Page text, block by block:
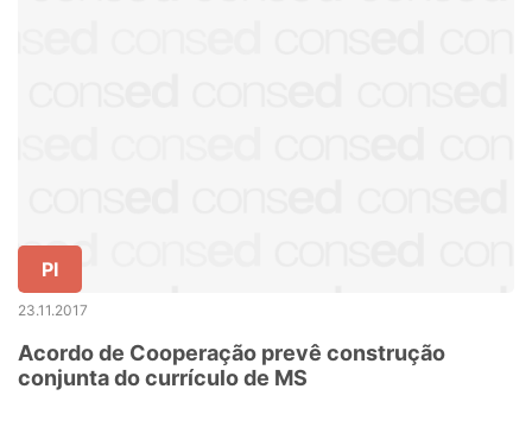
PI
23.11.2017
Acordo de Cooperação prevê construção
conjunta do currículo de MS